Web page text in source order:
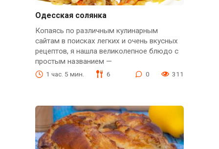
Одесская солянка
Копаясь по различным кулинарным
сайтам в поисках легких и очень вкусных
рецептов, я нашла великолепное блюдо с
простым названием —
1 час. 5 мин. 6 0 311